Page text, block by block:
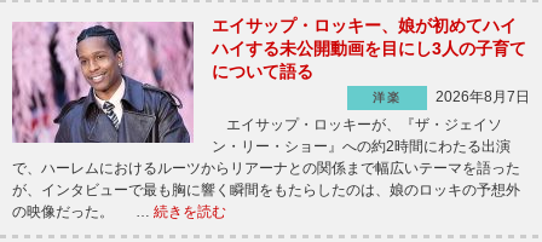
エイサップ・ロッキー、娘が初めてハイ
ハイする未公開動画を目にし3人の子育て
について語る
洋楽
2026年8月7日
エイサップ・ロッキーが、『ザ・ジェイソ
ン・リー・ショー』への約2時間にわたる出演
で、ハーレムにおけるルーツからリアーナとの関係まで幅広いテーマを語った
が、インタビューで最も胸に響く瞬間をもたらしたのは、娘のロッキの予想外
の映像だった。 … 続きを読む